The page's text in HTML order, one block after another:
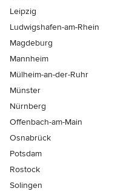
Leipzig
Ludwigshafen-am-Rhein
Magdeburg
Mannheim
Mülheim-an-der-Ruhr
Münster
Nürnberg
Offenbach-am-Main
Osnabrück
Potsdam
Rostock
Solingen